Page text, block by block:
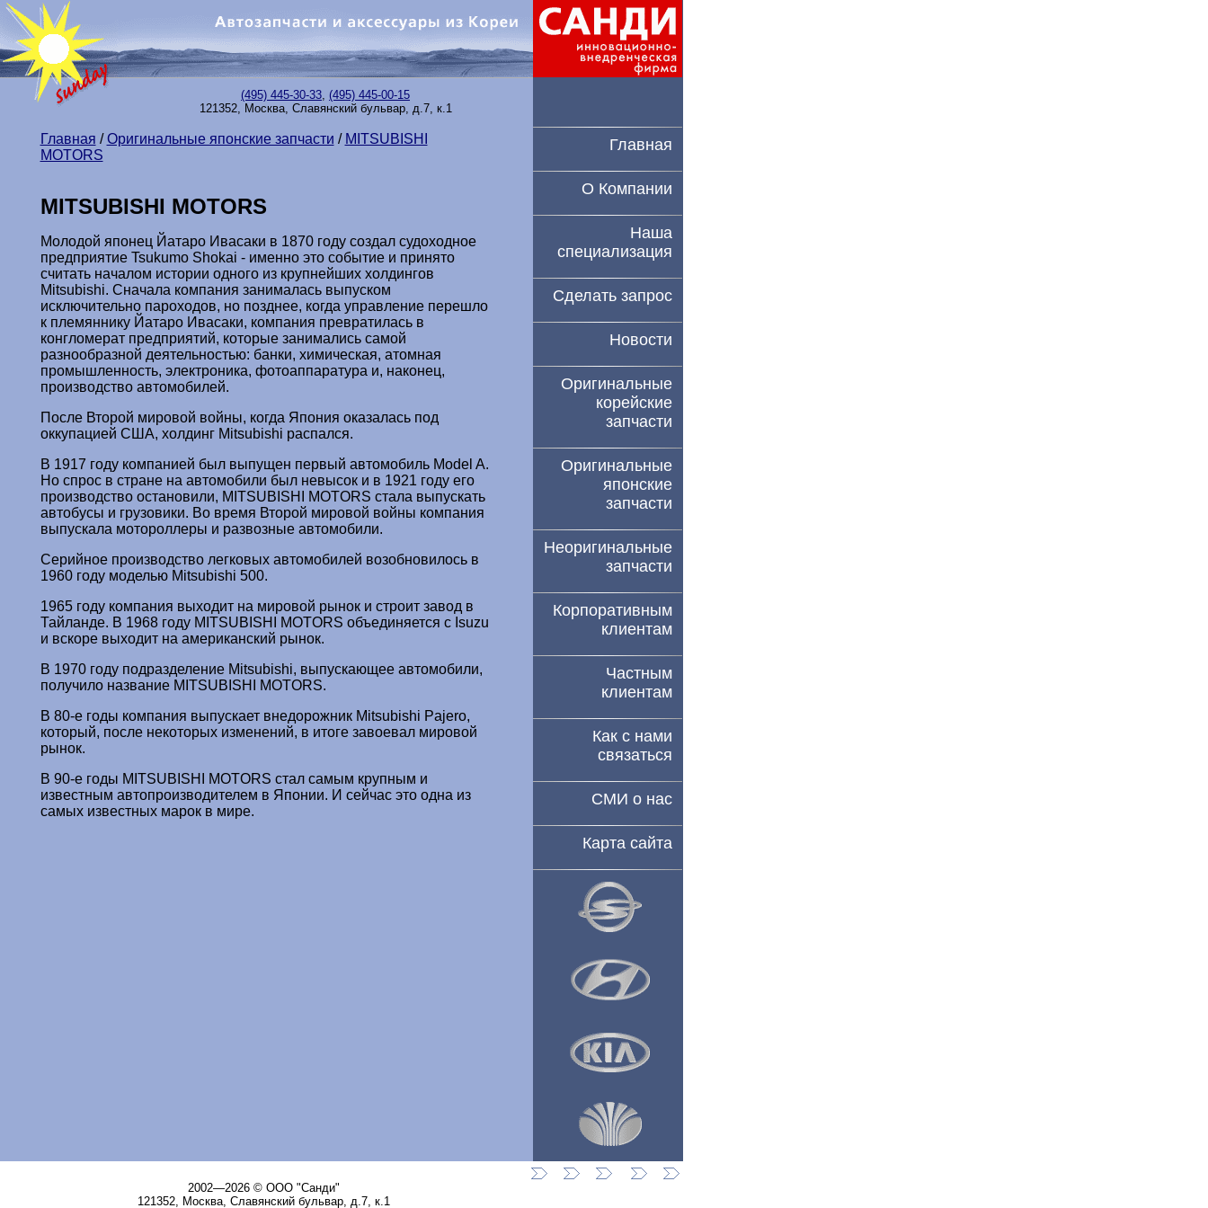
(495) 445-30-33, (495) 445-00-15
121352, Москва, Славянский бульвар, д.7, к.1
Главная /Оригинальные японские запчасти / MITSUBISHI
MOTORS
MITSUBISHI MOTORS
Молодой японец Йатаро Ивасаки в 1870 году создал судоходное
предприятие Tsukumo Shokai - именно это событие и принято
считать началом истории одного из крупнейших холдингов
Мitsubishi. Сначала компания занималась выпуском
исключительно пароходов, но позднее, когда управление перешло
к племяннику Йатаро Ивасаки, компания превратилась в
конгломерат предприятий, которые занимались самой
разнообразной деятельностью: банки, химическая, атомная
промышленность, электроника, фотоаппаратура и, наконец,
производство автомобилей.
После Второй мировой войны, когда Япония оказалась под
оккупацией США, холдинг Мitsubishi распался.
В 1917 году компанией был выпущен первый автомобиль Model A.
Но спрос в стране на автомобили был невысок и в 1921 году его
производство остановили, MITSUBISHI MOTORS стала выпускать
автобусы и грузовики. Во время Второй мировой войны компания
выпускала мотороллеры и развозные автомобили.
Серийное производство легковых автомобилей возобновилось в
1960 году моделью Mitsubishi 500.
1965 году компания выходит на мировой рынок и строит завод в
Тайланде. В 1968 году MITSUBISHI MOTORS объединяется с Isuzu
и вскоре выходит на американский рынок.
В 1970 году подразделение Мitsubishi, выпускающее автомобили,
получило название MITSUBISHI MOTORS.
В 80-е годы компания выпускает внедорожник Mitsubishi Pajero,
который, после некоторых изменений, в итоге завоевал мировой
рынок.
В 90-е годы MITSUBISHI MOTORS стал самым крупным и
известным автопроизводителем в Японии. И сейчас это одна из
самых известных марок в мире.
Главная
О Компании
Наша
специализация
Сделать запрос
Новости
Оригинальные
корейские
запчасти
Оригинальные
японские
запчасти
Неоригинальные
запчасти
Корпоративным
клиентам
Частным
клиентам
Как с нами
связаться
СМИ о нас
Карта сайта
2002—2026 © ООО "Санди"
121352, Москва, Славянский бульвар, д.7, к.1